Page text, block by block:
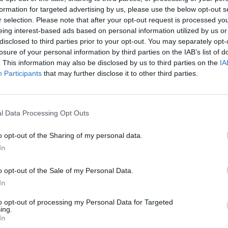
for targeted advertising by us, please use the below opt-out
selection. Please note that after your opt-out request is processed
interest-based ads based on personal information utilized by us
to third parties prior to your opt-out. You may separately
of your personal information by third parties on the IAB’s list of
This information may also be disclosed by us to third parties on the
Participants that may further disclose it to other third parties.
Data Processing Opt Outs
opt-out of the Sharing of my personal data.
opt-out of the Sale of my Personal Data.
opt-out of processing my Personal Data for Targeted
σκύλουςτους να ζευγαρώνουν και έβγαζαν
γεννούσαν, με αγγελίες που αναρτούσαν
τους έναντι χρηματικού ποσού !
εντόπισαν οι αστυνομικοί του
ότι ο 58χρονος «πωλητής»
Παρασκευής στοΆργοςμε μια γυναίκα, η
κουταβιού. Στο πλαίσιο οργανωμένης
η 47χρονη συνεργός του, η οποία
στην κατοικία τους, βρέθηκαν άλλα
Σε βάρος του ζευγαριού σχηματίστηκε
ζώων συντροφιάς και
Πρωτοδικών Ναυπλίου.